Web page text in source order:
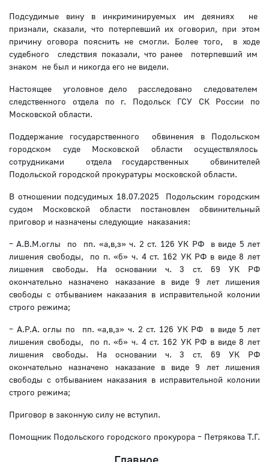
Подсудимые вину в инкриминируемых им деяниях не
признали, сказали, что потерпевший их оговорил, при этом
причину оговора пояснить не смогли. Более того, в ходе
судебного следствия показали, что ранее потерпевший им
знаком не был и никогда его не видели.
Настоящее уголовное дело расследовано следователем
следственного отдела по г. Подольск ГСУ СК России по
Московской области.
Поддержание государственного обвинения в Подольском
городском суде Московской области осуществлялось
сотрудниками отдела государственных обвинителей
Подольской городской прокуратуры московской области.
В отношении подсудимых 18.07.2025 Подольским городским
судом Московской области постановлен обвинительный
приговор и назначены следующие наказания:
– А.В.М.оглы по пп. «а,в,з» ч. 2 ст. 126 УК РФ в виде 5 лет
лишения свободы, по п. «б» ч. 4 ст. 162 УК РФ в виде 8 лет
лишения свободы. На основании ч. 3 ст. 69 УК РФ
окончательно назначено наказание в виде 9 лет лишения
свободы с отбыванием наказания в исправительной колонии
строго режима;
– А.Р.А. оглы по пп. «а,в,з» ч. 2 ст. 126 УК РФ в виде 5 лет
лишения свободы, по п. «б» ч. 4 ст. 162 УК РФ в виде 8 лет
лишения свободы. На основании ч. 3 ст. 69 УК РФ
окончательно назначено наказание в виде 9 лет лишения
свободы с отбыванием наказания в исправительной колонии
строго режима;
Приговор в законную силу не вступил.
Помощник Подольского городского прокурора – Петрякова Т.Г.